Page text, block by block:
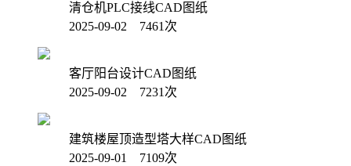
清仓机PLC接线CAD图纸
2025-09-02 7461次
客厅阳台设计CAD图纸
2025-09-02 7231次
建筑楼屋顶造型塔大样CAD图纸
2025-09-01 7109次